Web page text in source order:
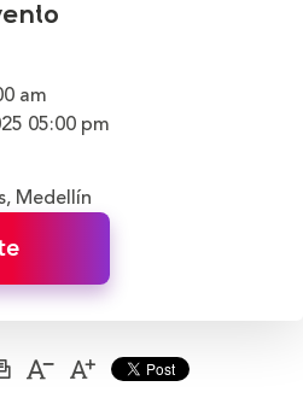
am
05:00 pm
Medellín
ImprimirAumentarDisminuir